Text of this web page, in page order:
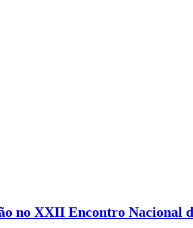
no XXII Encontro Nacional